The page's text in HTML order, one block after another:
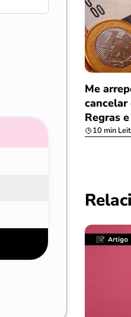
Me
cancelar
Regras
10 min